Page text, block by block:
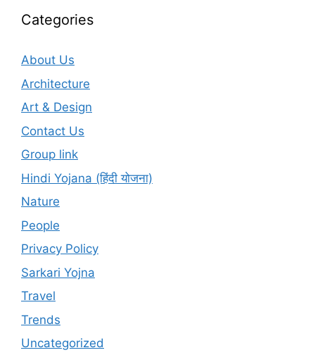
Categories
About Us
Architecture
Art & Design
Contact Us
Group link
Hindi Yojana (हिंदी योजना)
Nature
People
Privacy Policy
Sarkari Yojna
Travel
Trends
Uncategorized